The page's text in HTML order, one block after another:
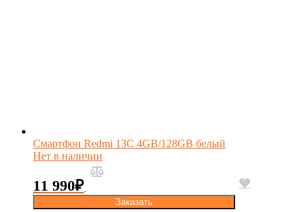
Смартфон Redmi 13C 4GB/128GB белый
Нет в наличии
11 990₽
Заказать